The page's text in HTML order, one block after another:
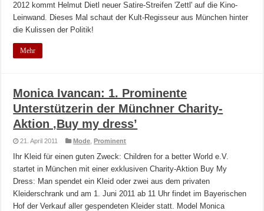
2012 kommt Helmut Dietl neuer Satire-Streifen 'Zettl' auf die Kino-
Leinwand. Dieses Mal schaut der Kult-Regisseur aus München hinter
die Kulissen der Politik!
Mehr
Monica Ivancan: 1. Prominente
Unterstützerin der Münchner Charity-
Aktion ‚Buy my dress’
21. April 2011 Mode ,Prominent
Ihr Kleid für einen guten Zweck: Children for a better World e.V.
startet in München mit einer exklusiven Charity-Aktion Buy My
Dress: Man spendet ein Kleid oder zwei aus dem privaten
Kleiderschrank und am 1. Juni 2011 ab 11 Uhr findet im Bayerischen
Hof der Verkauf aller gespendeten Kleider statt. Model Monica